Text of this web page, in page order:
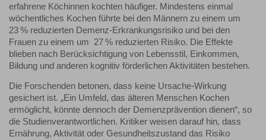
erfahrene Köchinnen kochten häufiger. Mindestens einmal
wöchentliches Kochen führte bei den Männern zu einem um
23 % reduzierten Demenz-Erkrankungsrisiko und bei den
Frauen zu einem um 27 % reduzierten Risiko. Die Effekte
blieben nach Berücksichtigung von Lebensstil, Einkommen,
Bildung und anderen kognitiv förderlichen Aktivitäten bestehen.
Die Forschenden betonen, dass keine Ursache-Wirkung
gesichert ist. „Ein Umfeld, das älteren Menschen Kochen
ermöglicht, könnte dennoch der Demenzprävention dienen“, so
die Studienverantwortlichen. Kritiker weisen darauf hin, dass
Ernährung, Aktivität oder Gesundheitszustand das Risiko